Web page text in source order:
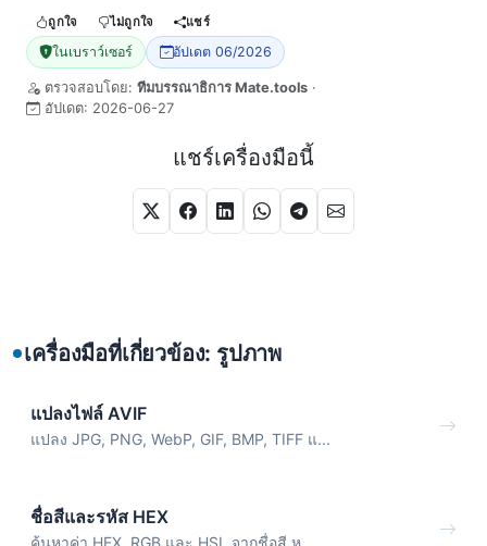
ถูกใจ ไม่ถูกใจ แชร์
ในเบราว์เซอร์ อัปเดต 06/2026
ตรวจสอบโดย: ทีมบรรณาธิการ Mate.tools ·
อัปเดต: 2026-06-27
แชร์เครื่องมือนี้
เครื่องมือที่เกี่ยวข้อง: รูปภาพ
แปลงไฟล์ AVIF
แปลง JPG, PNG, WebP, GIF, BMP, TIFF แ...
ชื่อสีและรหัส HEX
ค้นหาค่า HEX, RGB และ HSL จากชื่อสี ห...